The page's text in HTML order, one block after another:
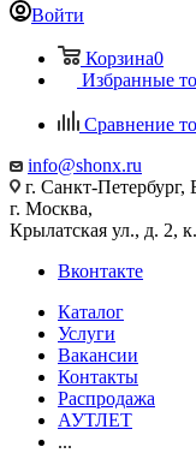
Войти
Корзина0
Избранные
Сравнение
info@shonx.ru
г. Санкт-
г. Москва,
Крылатская ул., д. 2,
Вконтакте
Каталог
Услуги
Вакансии
Контакты
Распродажа
АУТЛЕТ
...